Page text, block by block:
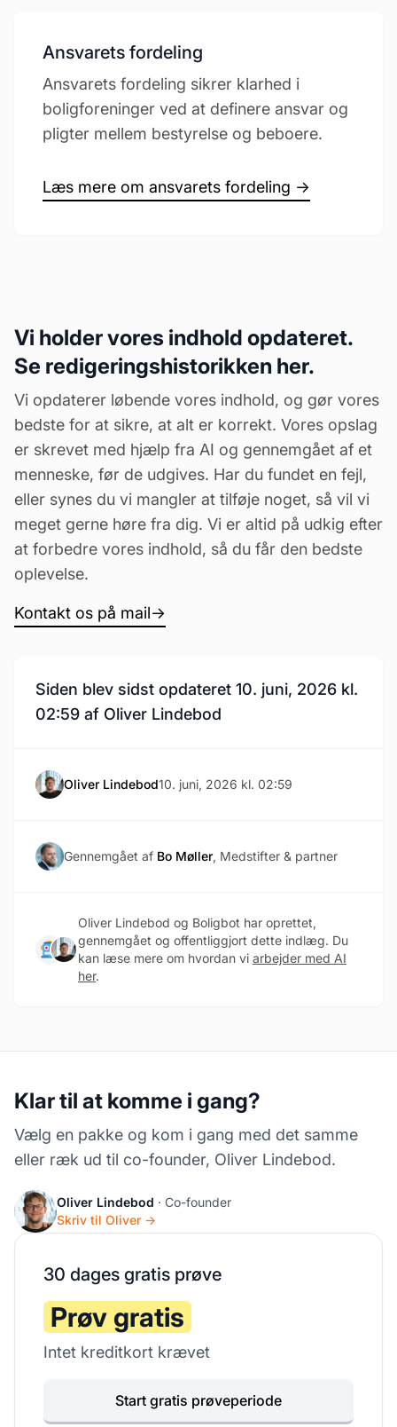
Ansvarets fordeling
Ansvarets fordeling sikrer klarhed i
boligforeninger ved at definere ansvar og
pligter mellem bestyrelse og beboere.
Læs mere om ansvarets fordeling →
Vi holder vores indhold opdateret.
Se redigeringshistorikken her.
Vi opdaterer løbende vores indhold, og gør vores
bedste for at sikre, at alt er korrekt. Vores opslag
er skrevet med hjælp fra AI og gennemgået af et
menneske, før de udgives. Har du fundet en fejl,
eller synes du vi mangler at tilføje noget, så vil vi
meget gerne høre fra dig. Vi er altid på udkig efter
at forbedre vores indhold, så du får den bedste
oplevelse.
Kontakt os på mail→
Siden blev sidst opdateret 10. juni, 2026 kl.
02:59 af Oliver Lindebod
Oliver Lindebod10. juni, 2026 kl. 02:59
Gennemgået af Bo Møller, Medstifter & partner
Oliver Lindebod og Boligbot har oprettet,
gennemgået og offentliggjort dette indlæg. Du
kan læse mere om hvordan vi arbejder med AI
her.
Klar til at komme i gang?
Vælg en pakke og kom i gang med det samme
eller ræk ud til co-founder, Oliver Lindebod.
Oliver Lindebod · Co-founder
Skriv til Oliver →
30 dages gratis prøve
Prøv gratis
Intet kreditkort krævet
Start gratis prøveperiode